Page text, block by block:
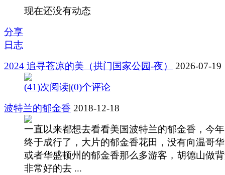
现在还没有动态
分享
日志
2024 追寻苍凉的美（拱门国家公园-夜）
2026-07-19
(41)次阅读|(0)个评论
波特兰的郁金香 2018-12-18
一直以来都想去看看美国波特兰的郁金香，今
终于成行了，大片的郁金香花田，没有向温哥
或者华盛顿州的郁金香那么多游客，胡德山做
非常好的去 ...